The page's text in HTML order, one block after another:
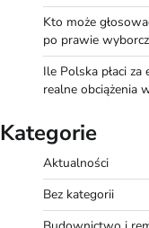
Kto może
po prawie
Ile Polska płaci
realne obciążenia
Kategorie
Aktualności
Bez kategorii